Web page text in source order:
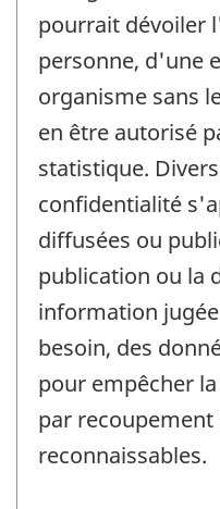
pourrait dévoiler
personne, d'une
organisme sans
en être autorisé
statistique.
confidentialité
diffusées ou
publication ou la
information
besoin, des
pour empêcher
par recoupement
reconnaissables.